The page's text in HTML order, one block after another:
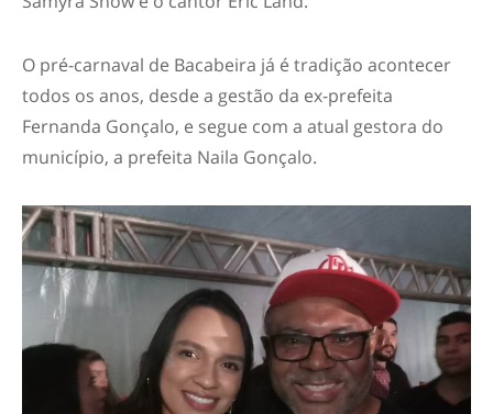
O pré-carnaval de Bacabeira já é tradição acontecer
todos os anos, desde a gestão da ex-prefeita
Fernanda Gonçalo, e segue com a atual gestora do
município, a prefeita Naila Gonçalo.